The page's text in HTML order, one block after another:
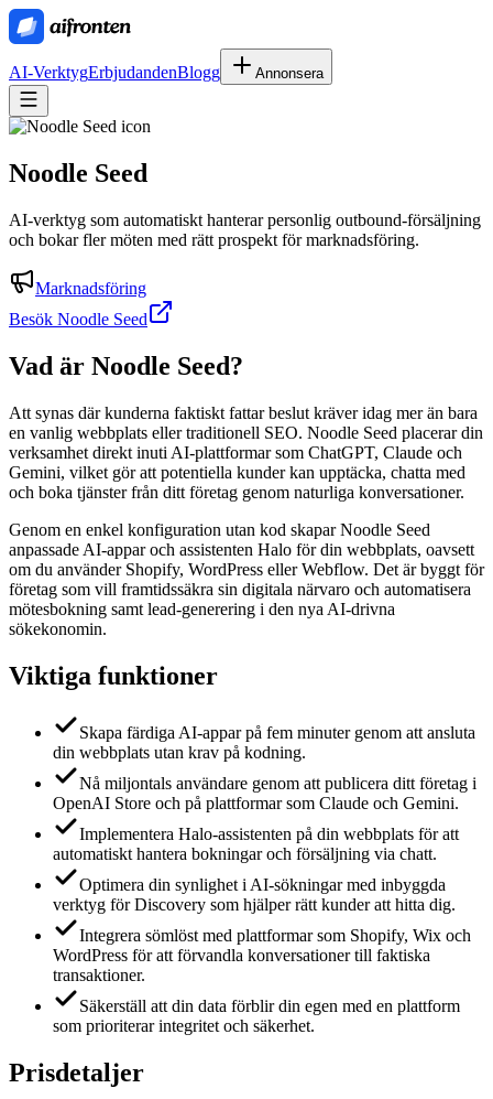
AI-VerktygErbjudandenBlogg Annonsera
Noodle Seed
AI-verktyg som automatiskt hanterar personlig outbound-försäljning
och bokar fler möten med rätt prospekt för marknadsföring.
Marknadsföring
Besök Noodle Seed
Vad är Noodle Seed?
Att synas där kunderna faktiskt fattar beslut kräver idag mer än bara
en vanlig webbplats eller traditionell SEO. Noodle Seed placerar din
verksamhet direkt inuti AI-plattformar som ChatGPT, Claude och
Gemini, vilket gör att potentiella kunder kan upptäcka, chatta med
och boka tjänster från ditt företag genom naturliga konversationer.
Genom en enkel konfiguration utan kod skapar Noodle Seed
anpassade AI-appar och assistenten Halo för din webbplats, oavsett
om du använder Shopify, WordPress eller Webflow. Det är byggt för
företag som vill framtidssäkra sin digitala närvaro och automatisera
mötesbokning samt lead-generering i den nya AI-drivna
sökekonomin.
Viktiga funktioner
Skapa färdiga AI-appar på fem minuter genom att ansluta
din webbplats utan krav på kodning.
Nå miljontals användare genom att publicera ditt företag i
OpenAI Store och på plattformar som Claude och Gemini.
Implementera Halo-assistenten på din webbplats för att
automatiskt hantera bokningar och försäljning via chatt.
Optimera din synlighet i AI-sökningar med inbyggda
verktyg för Discovery som hjälper rätt kunder att hitta dig.
Integrera sömlöst med plattformar som Shopify, Wix och
WordPress för att förvandla konversationer till faktiska
transaktioner.
Säkerställ att din data förblir din egen med en plattform
som prioriterar integritet och säkerhet.
Prisdetaljer